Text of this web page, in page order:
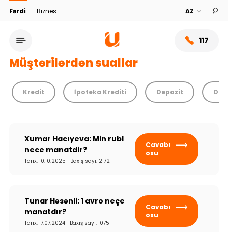
Fərdi Biznes
117
Bank haqqında
Müştərilərdən suallar
Kredit İpoteka Krediti Depozit
Xumar Hacıyeva: Min rubl
nece manatdir?
Tarix: 10.10.2025 Baxış sayı: 2172
Cavabı
oxu
Tunar Həsənli: 1 avro neçe
manatdır?
Tarix: 17.07.2024 Baxış sayı: 1075
Cavabı
oxu